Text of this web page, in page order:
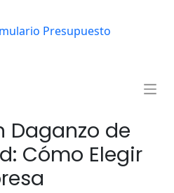
Daganzo de
Cómo Elegir